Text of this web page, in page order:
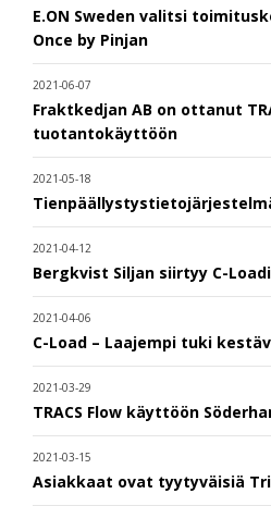
E.ON Sweden valitsi
Once by Pinjan
2021-06-07
Fraktkedjan AB on ottanut
tuotantokäyttöön
2021-05-18
2021-04-12
Bergkvist Siljan siirtyy C-
2021-04-06
C-Load – Laajempi tuki
2021-03-29
TRACS Flow käyttöön
2021-03-15
Asiakkaat ovat tyytyväisiä